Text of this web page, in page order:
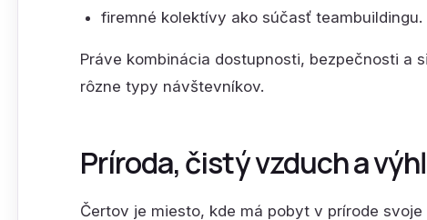
firemné kolektívy ako súčasť teambuildingu.
Práve kombinácia dostupnosti, bezpečnosti a
rôzne typy návštevníkov.
Príroda, čistý vzduch a
Čertov je miesto, kde má pobyt v prírode